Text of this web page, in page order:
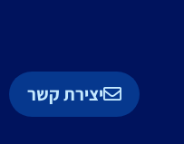
יצירת קשר